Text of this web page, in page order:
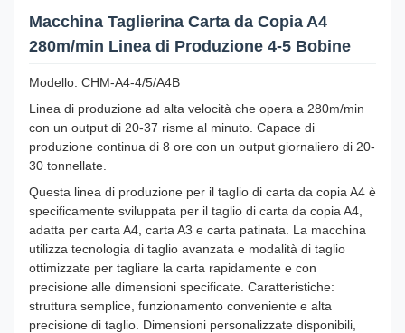
Macchina Taglierina Carta da Copia A4
280m/min Linea di Produzione 4-5 Bobine
Modello: CHM-A4-4/5/A4B
Linea di produzione ad alta velocità che opera a 280m/min
con un output di 20-37 risme al minuto. Capace di
produzione continua di 8 ore con un output giornaliero di 20-
30 tonnellate.
Questa linea di produzione per il taglio di carta da copia A4 è
specificamente sviluppata per il taglio di carta da copia A4,
adatta per carta A4, carta A3 e carta patinata. La macchina
utilizza tecnologia di taglio avanzata e modalità di taglio
ottimizzate per tagliare la carta rapidamente e con
precisione alle dimensioni specificate. Caratteristiche:
struttura semplice, funzionamento conveniente e alta
precisione di taglio. Dimensioni personalizzate disponibili,